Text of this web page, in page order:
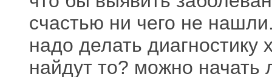
счастью ни чего не
надо делать диагностику
найдут то? можно начать